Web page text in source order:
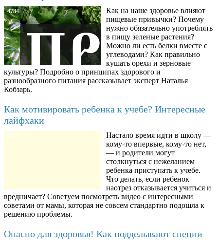
4784
Как на наше здоровье влияют
пищевые привычки? Почему
нужно обязательно употреблять
в пищу зеленые растения?
Можно ли есть белки вместе с
углеводами? Как правильно
кушать орехи и зерновые
культуры? Подробно о принципах здорового и
разнообразного питания рассказывает эксперт Наталья
Кобзарь.
Как мотивировать ребенка к учебе? Интересные
лайфхаки
8780
Настало время идти в школу —
кому-то впервые, кому-то нет,
— и родители могут
столкнуться с нежеланием
ребенка приступать к учебе.
Что делать, если ребенок
наотрез отказывается учиться и
вредничает? Советуем посмотреть видео с интересными
советами от мамы, которая не совсем стандартно подошла к
решению проблемы.
Опасно для здоровья! Как подделывают специи